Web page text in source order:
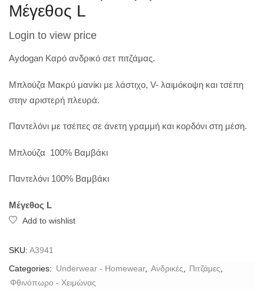
Μέγεθος L
Login to view price
Aydogan Καρό ανδρικό σετ πιτζάμας.
Μπλούζα Μακρύ μανίκι με λάστιχο, V- λαιμόκοψη και τσέπη
στην αριστερή πλευρά.
Παντελόνι με τσέπες σε άνετη γραμμή και κορδόνι στη μέση.
Μπλούζα 100% Βαμβάκι
Παντελόνι 100% Βαμβάκι
Μέγεθος L
Add to wishlist
SKU: A3941
Categories: Underwear - Homewear, Ανδρικές Πιτζάμες
Φθινόπωρο - Χειμώνας